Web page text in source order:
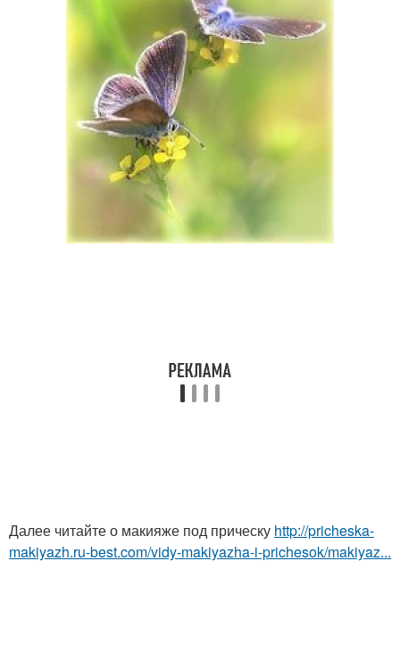
Далее читайте о макияже под прическу http://pricheska-
makiyazh.ru-best.com/vidy-makiyazha-i-prichesok/makiyaz...